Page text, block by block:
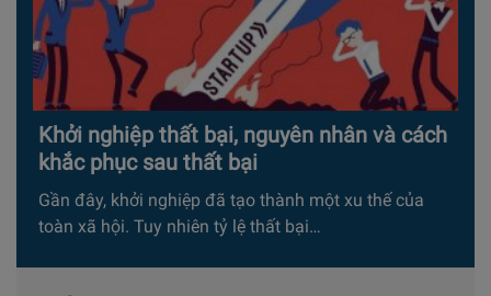
Khởi nghiệp thất bại, nguyên nhân và cách
khắc phục sau thất bại
Gần đây, khởi nghiệp đã tạo thành một xu thế của
toàn xã hội. Tuy nhiên tỷ lệ thất bại…